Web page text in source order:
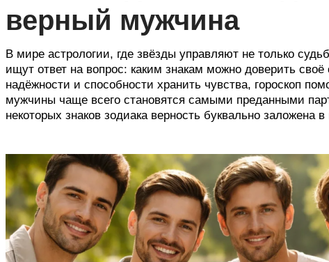
верный мужчина
В мире астрологии, где звёзды управляют не только
ищут ответ на вопрос: каким знакам можно доверить своё
надёжности и способности хранить чувства, гороскоп
мужчины чаще всего становятся самыми преданными
некоторых знаков зодиака верность буквально заложена